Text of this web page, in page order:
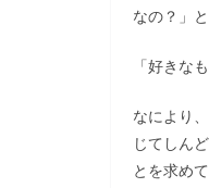
なの？」
「好きな
なにより
じてしん
とを求め